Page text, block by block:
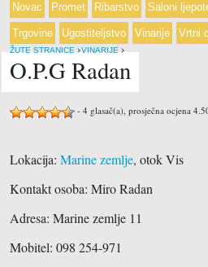
Novac Promet Ribarstvo Saloni
Trgovine Ugostiteljstvo Vinarije Vrtni
ŽUTE STRANICE ›VINARIJE ›
O.P.G Radan
- 4 glasač(a), prosječna ocjena
Lokacija: Marine zemlje, otok Vis
Kontakt osoba: Miro Radan
Adresa: Marine zemlje 11
Mobitel: 098 254-971